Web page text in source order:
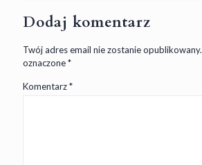
Dodaj komentarz
Twój adres email nie zostanie opublikowany.
oznaczone*
Komentarz*